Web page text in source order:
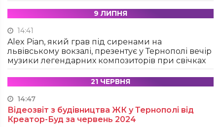
9 ЛИПНЯ
14:41
Alex Pian, який грав під сиренами на
львівському вокзалі, презентує у Тернополі вечір
музики легендарних композиторів при свічках
21 ЧЕРВНЯ
14:47
Відеозвіт з будівництва ЖК у Тернополі від
Креатор-Буд за червень 2024